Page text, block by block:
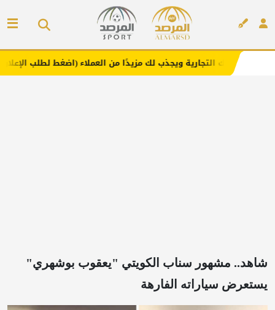
ويجذب لك مزيدًا من العملاء (اضغط لطلب الإعلان)
شاهد.. مشهور سناب الكويتي "يعقوب بوشهري"
يستعرض سياراته الفارهة